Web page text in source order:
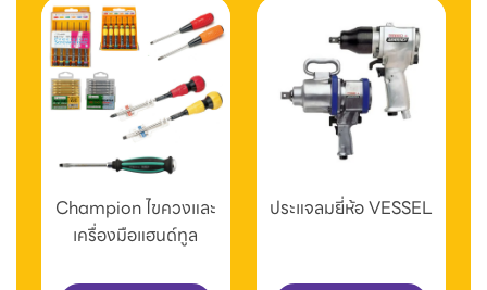
Champion ไขควงและ
เครื่องมือแฮนด์ทูล
ประแจลมยี่ห้อ VESSEL